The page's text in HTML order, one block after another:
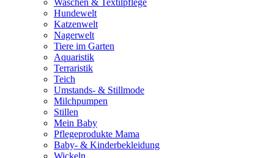
Waschen & Textilpflege
Hundewelt
Katzenwelt
Nagerwelt
Tiere im Garten
Aquaristik
Terraristik
Teich
Umstands- & Stillmode
Milchpumpen
Stillen
Mein Baby
Pflegeprodukte Mama
Baby- & Kinderbekleidung
Wickeln